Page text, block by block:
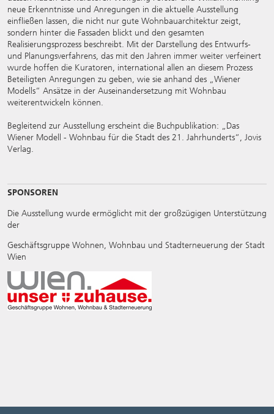
neue Erkenntnisse und Anregungen in die aktuelle Ausstellung
einfließen lassen, die nicht nur gute Wohnbauarchitektur zeigt,
sondern hinter die Fassaden blickt und den gesamten
Realisierungsprozess beschreibt. Mit der Darstellung des Entwurfs-
und Planungsverfahrens, das mit den Jahren immer weiter verfeinert
wurde hoffen die Kuratoren, international allen an diesem Prozess
Beteiligten Anregungen zu geben, wie sie anhand des „Wiener
Modells“ Ansätze in der Auseinandersetzung mit Wohnbau
weiterentwickeln können.
Begleitend zur Ausstellung erscheint die Buchpublikation: „Das
Wiener Modell - Wohnbau für die Stadt des 21. Jahrhunderts“, Jovis
Verlag.
SPONSOREN
Die Ausstellung wurde ermöglicht mit der großzügigen Unterstützung
der
Geschäftsgruppe Wohnen, Wohnbau und Stadterneuerung der Stadt
Wien